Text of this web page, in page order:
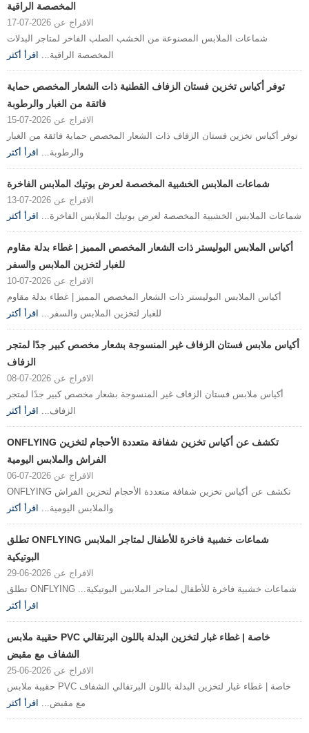
المخصصة الراقية
الافراج عن 2026-07-17
شماعات الملابس المصنوعة من الخشب الصلب الفاخر لمتاجر البدلات
المخصصة الراقية... اقرأ أكثر
توفر أكياس تخزين فستان الزفاف القطنية ذات الشعار المخصص حماية
فائقة من الغبار والرطوبة
الافراج عن 2026-07-15
توفر أكياس تخزين فستان الزفاف ذات الشعار المخصص حماية فائقة من الغبار
والرطوبة... اقرأ أكثر
شماعات الملابس الخشبية المخصصة لعرض بوتيك الملابس الفاخرة
الافراج عن 2026-07-13
شماعات الملابس الخشبية المخصصة لعرض بوتيك الملابس الفاخرة... اقرأ أكثر
أكياس الملابس البوليستر ذات الشعار المخصص المميز | غطاء بدلة مقاوم
للغبار لتخزين الملابس والسفر
الافراج عن 2026-07-10
أكياس الملابس البوليستر ذات الشعار المخصص المميز | غطاء بدلة مقاوم
للغبار لتخزين الملابس والسفر... اقرأ أكثر
أكياس ملابس فستان الزفاف غير المنسوجة بشعار مخصص كبير جدًا لمتجر
الزفاف
الافراج عن 2026-07-08
أكياس ملابس فستان الزفاف غير المنسوجة بشعار مخصص كبير جدًا لمتجر
الزفاف... اقرأ أكثر
ONFLYING تكشف عن أكياس تخزين شفافة متعددة الأحجام لتخزين
الفراش والملابس اليومية
الافراج عن 2026-07-06
ONFLYING تكشف عن أكياس تخزين شفافة متعددة الأحجام لتخزين الفراش
والملابس اليومية... اقرأ أكثر
تطلق ONFLYING شماعات خشبية فاخرة للأطفال لمتاجر الملابس
البوتيكية
الافراج عن 2026-06-29
تطلق ONFLYING شماعات خشبية فاخرة للأطفال لمتاجر الملابس البوتيكية...
اقرأ أكثر
حقيبة ملابس PVC خاصة | غطاء غبار لتخزين البدلة باللون البرتقالي
الشفاف مع مقبض
الافراج عن 2026-06-25
حقيبة ملابس PVC خاصة | غطاء غبار لتخزين البدلة باللون البرتقالي الشفاف
مع مقبض... اقرأ أكثر